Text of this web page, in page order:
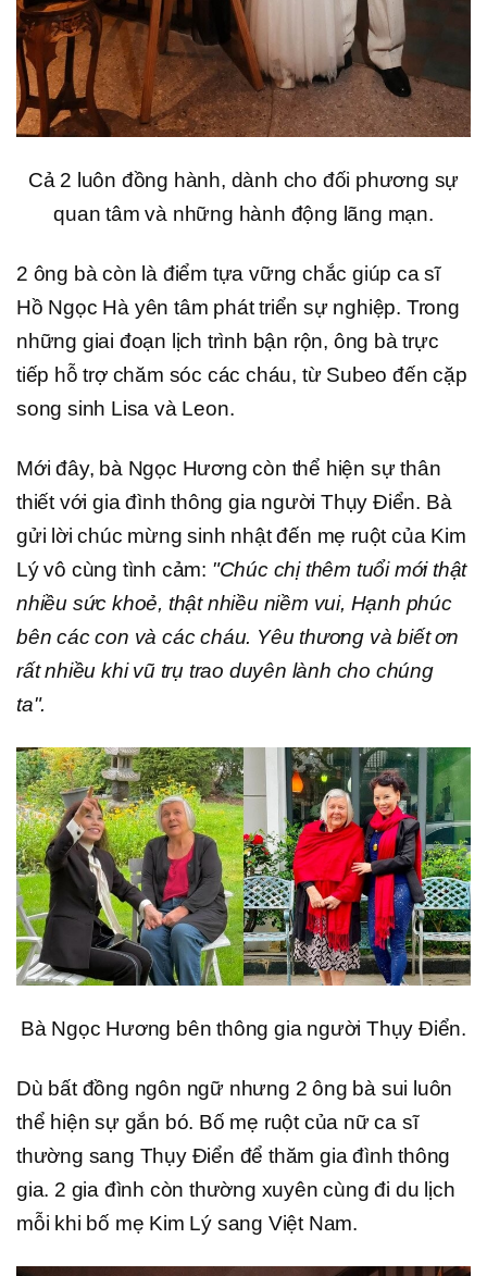
Cả 2 luôn đồng hành, dành cho đối phương sự
quan tâm và những hành động lãng mạn.
2 ông bà còn là điểm tựa vững chắc giúp ca sĩ
Hồ Ngọc Hà yên tâm phát triển sự nghiệp. Trong
những giai đoạn lịch trình bận rộn, ông bà trực
tiếp hỗ trợ chăm sóc các cháu, từ Subeo đến cặp
song sinh Lisa và Leon.
Mới đây, bà Ngọc Hương còn thể hiện sự thân
thiết với gia đình thông gia người Thụy Điển. Bà
gửi lời chúc mừng sinh nhật đến mẹ ruột của Kim
Lý vô cùng tình cảm: "Chúc chị thêm tuổi mới thật
nhiều sức khoẻ, thật nhiều niềm vui, Hạnh phúc
bên các con và các cháu. Yêu thương và biết ơn
rất nhiều khi vũ trụ trao duyên lành cho chúng
ta".
Bà Ngọc Hương bên thông gia người Thụy Điển.
Dù bất đồng ngôn ngữ nhưng 2 ông bà sui luôn
thể hiện sự gắn bó. Bố mẹ ruột của nữ ca sĩ
thường sang Thụy Điển để thăm gia đình thông
gia. 2 gia đình còn thường xuyên cùng đi du lịch
mỗi khi bố mẹ Kim Lý sang Việt Nam.